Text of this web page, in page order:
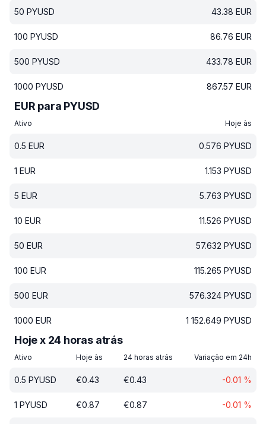
50 PYUSD 43.38 EUR
100 PYUSD 86.76 EUR
500 PYUSD 433.78 EUR
1000 PYUSD 867.57 EUR
EUR para PYUSD
Ativo Hoje às
0.5 EUR 0.576 PYUSD
1 EUR 1.153 PYUSD
5 EUR 5.763 PYUSD
10 EUR 11.526 PYUSD
50 EUR 57.632 PYUSD
100 EUR 115.265 PYUSD
500 EUR 576.324 PYUSD
1000 EUR 1 152.649 PYUSD
Hoje x 24 horas atrás
Ativo Hoje às 24 horas atrás Variação em 24h
0.5 PYUSD €0.43 €0.43 -0.01 %
1 PYUSD €0.87 €0.87 -0.01 %